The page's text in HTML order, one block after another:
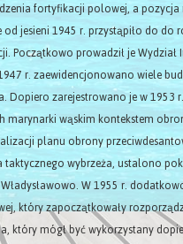
fortyfikacji polowej, a
jesieni 1945 r. przystąpiło do
prowadził je Wydział
r. zaewidencjonowano wiele
zarejestrowano je w 1953
wąskim kontekstem
planu obrony
wybrzeża, ustalono
W 1955 r.
który zapoczątkowały
mógł być wykorzystany